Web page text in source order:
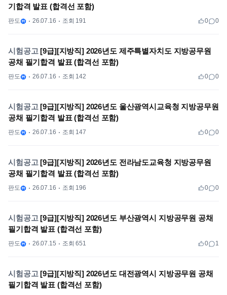
기합격 발표 (합격선 포함)
판도 26.07.16 조회 191 0 0
시험공고 [9급][지방직] 2026년도 제주특별자치도 지방공무원
공채 필기합격 발표 (합격선 포함)
판도 26.07.16 조회 142 0 0
시험공고 [9급][지방직] 2026년도 울산광역시교육청 지방공무원
공채 필기합격 발표 (합격선 포함)
판도 26.07.16 조회 147 0 0
시험공고 [9급][지방직] 2026년도 전라남도교육청 지방공무원
공채 필기합격 발표 (합격선 포함)
판도 26.07.16 조회 196 0 0
시험공고 [9급][지방직] 2026년도 부산광역시 지방공무원 공채
필기합격 발표 (합격선 포함)
판도 26.07.15 조회 651 0 1
시험공고 [9급][지방직] 2026년도 대전광역시 지방공무원 공채
필기합격 발표 (합격선 포함)